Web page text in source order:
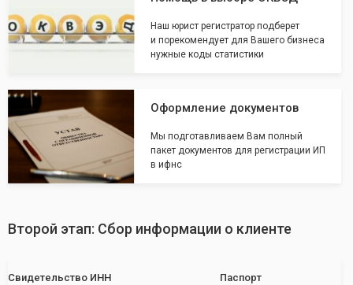
Наш юрист регистратор подберет
и порекомендует для Вашего бизнеса
нужные коды статистики
Оформление документов
Мы подготавливаем Вам полный
пакет документов для регистрации ИП
в ифнс
Второй этап: Сбор информации о клиенте
Свидетельство ИНН Паспорт